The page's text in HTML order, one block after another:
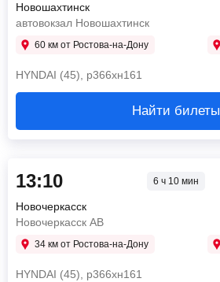
Новошахтинск
автовокзал Новошахтинск
60 км от Ростова-на-Дону
HYNDAI (45), р366хн161
Найти билеты
13:10 6 ч 10 мин
Новочеркасск
Новочеркасск АВ
34 км от Ростова-на-Дону
HYNDAI (45), р366хн161